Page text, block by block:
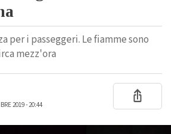
per i passeggeri. Le fiamme sono
mezz'ora
2019 - 20:44